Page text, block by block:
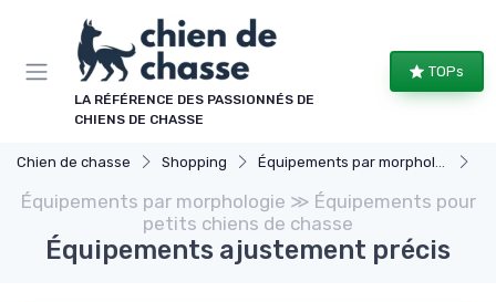
LA RÉFÉRENCE DES PASSIONNÉS DE
CHIENS DE CHASSE
TOPs
Chien de chasse Shopping Équipements par morphologie
Équipements par morphologie ≫ Équipements pour
petits chiens de chasse
Équipements ajustement précis
Panneau de gestion des cookies